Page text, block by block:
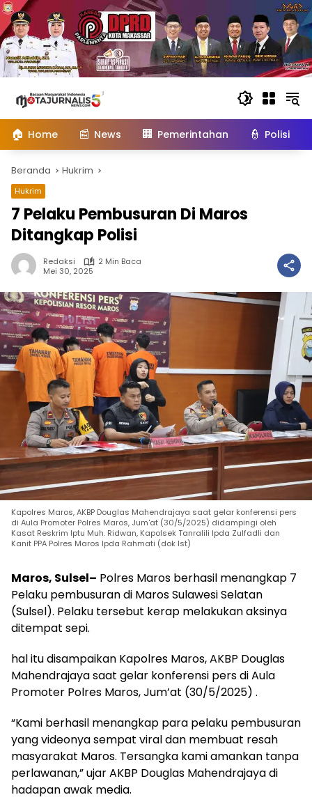
konten
🏠 Home 📰 News 🏢 Pemerintahan 👮 Polisi
Beranda Hukrim
Hukrim
7 Pelaku Pembusuran Di Maros
Ditangkap Polisi
Redaksi
2 Min Baca
Mei 30, 2025
Kapolres Maros, AKBP Douglas Mahendrajaya saat gelar konferensi pers
di Aula Promoter Polres Maros, Jum'at (30/5/2025) didampingi oleh
Kasat Reskrim Iptu Muh. Ridwan, Kapolsek Tanralili Ipda Zulfadli dan
Kanit PPA Polres Maros Ipda Rahmati (dok Ist)
Maros, Sulsel– Polres Maros berhasil menangkap 7
Pelaku pembusuran di Maros Sulawesi Selatan
(Sulsel). Pelaku tersebut kerap melakukan aksinya
ditempat sepi.
hal itu disampaikan Kapolres Maros, AKBP Douglas
Mahendrajaya saat gelar konferensi pers di Aula
Promoter Polres Maros, Jum’at (30/5/2025) .
“Kami berhasil menangkap para pelaku pembusuran
yang videonya sempat viral dan membuat resah
masyarakat Maros. Tersangka kami amankan tanpa
perlawanan,” ujar AKBP Douglas Mahendrajaya di
hadapan awak media.